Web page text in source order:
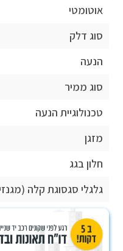
אוטומטי
סוג דלק
הנעה
סוג ממיר
טכנולוגיית הנעה
מזגן
חלון בגג
גלגלי סגסוגת קלה